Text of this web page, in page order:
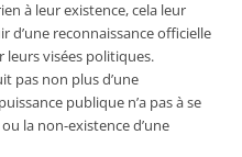
à leur existence, cela leur
d’une reconnaissance officielle
leurs visées politiques.
pas non plus d’une
publique n’a pas à se
la non-existence d’une